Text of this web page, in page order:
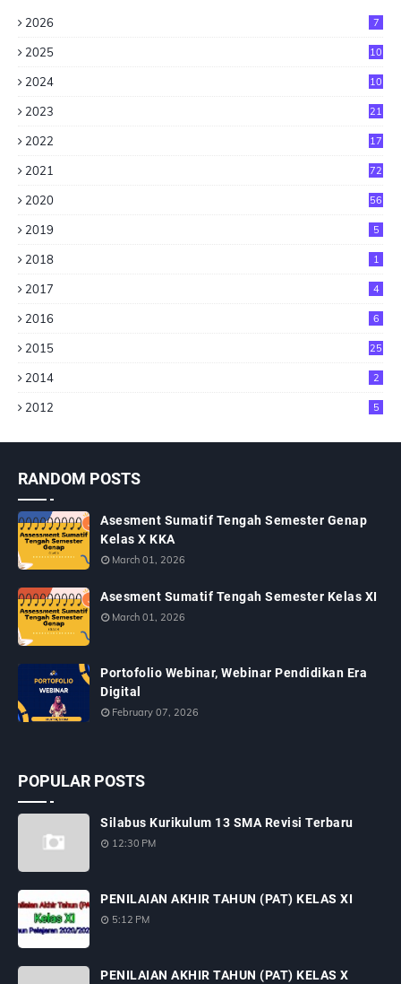
2026 7
2025 10
2024 10
2023 21
2022 17
2021 72
2020 56
2019 5
2018 1
2017 4
2016 6
2015 25
2014 2
2012 5
RANDOM POSTS
Asesment Sumatif Tengah Semester Genap
Kelas X KKA
March 01, 2026
Asesment Sumatif Tengah Semester Kelas XI
March 01, 2026
Portofolio Webinar, Webinar Pendidikan Era
Digital
February 07, 2026
POPULAR POSTS
Silabus Kurikulum 13 SMA Revisi Terbaru
12:30 PM
PENILAIAN AKHIR TAHUN (PAT) KELAS XI
5:12 PM
PENILAIAN AKHIR TAHUN (PAT) KELAS X